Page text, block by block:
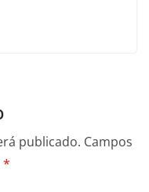
publicado. Campos
*